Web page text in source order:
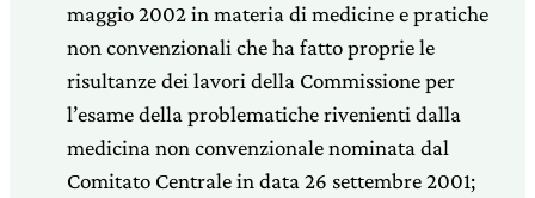
maggio 2002 in materia di medicine e pratiche
non convenzionali che ha fatto proprie le
risultanze dei lavori della Commissione per
l’esame della problematiche rivenienti dalla
medicina non convenzionale nominata dal
Comitato Centrale in data 26 settembre 2001;